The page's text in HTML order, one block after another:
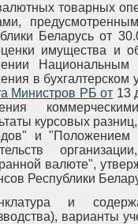
товарных
Беларусь от
имущества и
в бухгалтерском
Министров РБ от 13
курсовых
и "Положением
валюте",
Республики
и
варианты